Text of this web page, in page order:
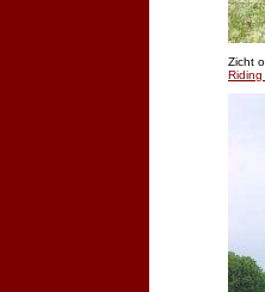
Zicht
Riding